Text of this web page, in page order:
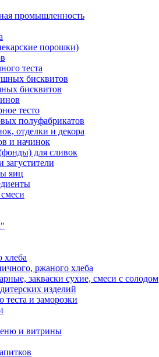
промышленность
порошки)
теста
бисквитов
бисквитов
тесто
полуфабрикатов
отделки и декора
и начинок
для сливок
загустители
яиц
хлеба
ржаного хлеба
закваски сухие, смеси с солодом
изделий
теста и заморозки
и витрины